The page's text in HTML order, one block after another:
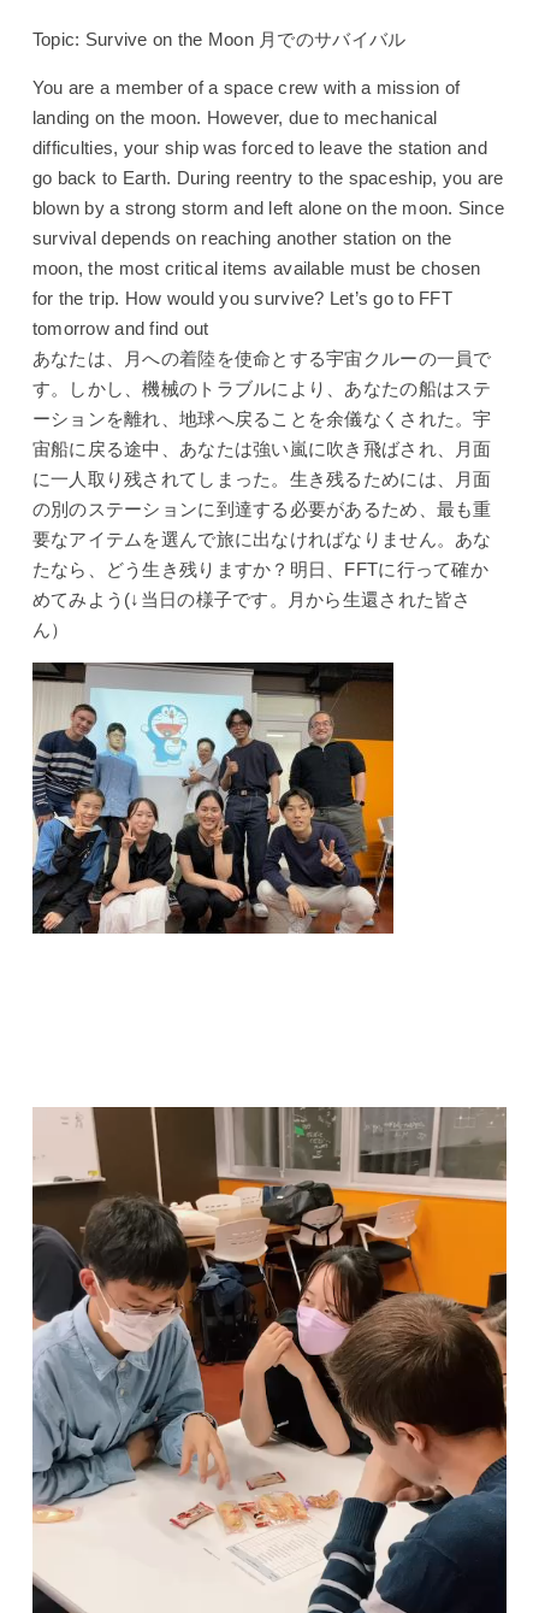
Topic: Survive on the Moon 月でのサバイバル
You are a member of a space crew with a mission of
landing on the moon. However, due to mechanical
difficulties, your ship was forced to leave the station and
go back to Earth. During reentry to the spaceship, you are
blown by a strong storm and left alone on the moon. Since
survival depends on reaching another station on the
moon, the most critical items available must be chosen
for the trip. How would you survive? Let’s go to FFT
tomorrow and find out
あなたは、月への着陸を使命とする宇宙クルーの一員で
す。しかし、機械のトラブルにより、あなたの船はステ
ーションを離れ、地球へ戻ることを余儀なくされた。宇
宙船に戻る途中、あなたは強い嵐に吹き飛ばされ、月面
に一人取り残されてしまった。生き残るためには、月面
の別のステーションに到達する必要があるため、最も重
要なアイテムを選んで旅に出なければなりません。あな
たなら、どう生き残りますか？明日、FFTに行って確か
めてみよう(↓当日の様子です。月から生還された皆さ
ん）